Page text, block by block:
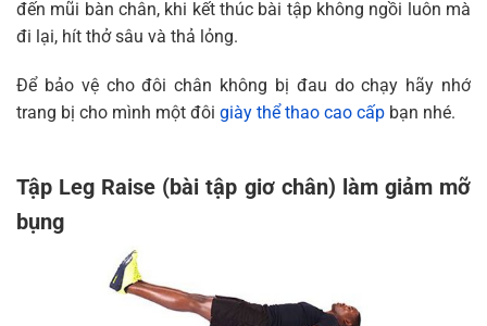
đến mũi bàn chân, khi kết thúc bài tập không ngồi luôn mà
đi lại, hít thở sâu và thả lỏng.
Để bảo vệ cho đôi chân không bị đau do chạy hãy nhớ
trang bị cho mình một đôi giày thể thao cao cấp bạn nhé.
Tập Leg Raise (bài tập giơ chân) làm giảm mỡ
bụng